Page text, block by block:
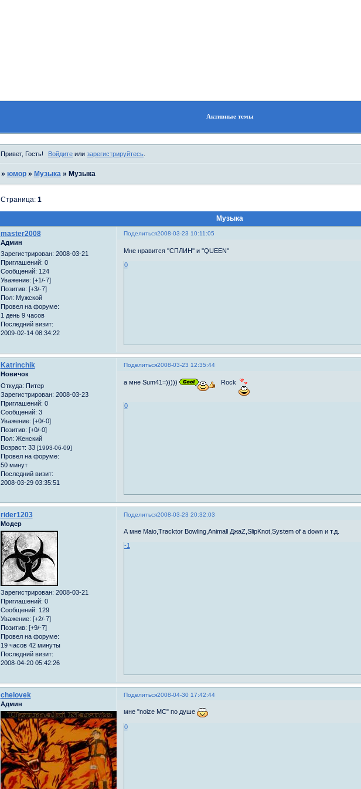
Активные темы
Привет, Гость! Войдите или зарегистрируйтесь
» юмор » Музыка » Музыка
Музыка
Страница: 1
Поделиться2008-03-23 10:11:05
master2008
Админ
Зарегистрирован: 2008-03-21
Приглашений: 0
Сообщений: 124
Уважение: [+1/-7]
Позитив: [+3/-7]
Пол: Мужской
Провел на форуме:
1 день 9 часов
Последний визит:
2009-02-14 08:34:22
Мне нравится ''СПЛИН'' и ''QUEEN''
0
Поделиться2008-03-23 12:35:44
Katrinchik
Новичок
Откуда: Питер
Зарегистрирован: 2008-03-23
Приглашений: 0
Сообщений: 3
Уважение: [+0/-0]
Позитив: [+0/-0]
Пол: Женский
Возраст: 33 [1993-06-09]
Провел на форуме:
50 минут
Последний визит:
2008-03-29 03:35:51
а мне Sum41=))))) Rock
0
Поделиться2008-03-23 20:32:03
rider1203
Модер
Зарегистрирован: 2008-03-21
Приглашений: 0
Сообщений: 129
Уважение: [+2/-7]
Позитив: [+9/-7]
Провел на форуме:
19 часов 42 минуты
Последний визит:
2008-04-20 05:42:26
А мне Maio,Tracktor Bowling,Animall ДжаZ,SlipKnot,System of a down и т.д.
-1
Поделиться2008-04-30 17:42:44
chelovek
Админ
мне "noize MC" по душе
0